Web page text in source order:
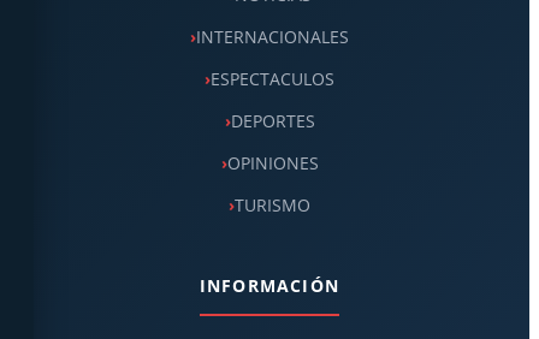
INTERNACIONALES
ESPECTACULOS
DEPORTES
OPINIONES
TURISMO
INFORMACIÓN